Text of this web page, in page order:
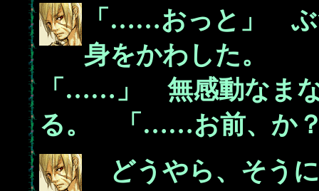
「……おっと」 ぶ
身をかわした。
「……」 無感動なま
る。 「……お前、か
どうやら、そう